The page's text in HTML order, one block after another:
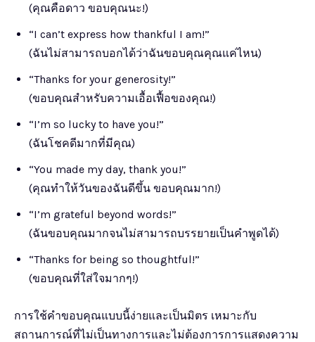
(คุณคือดาว ขอบคุณนะ!)
“I can’t express how thankful I am!”
(ฉันไม่สามารถบอกได้ว่าฉันขอบคุณคุณแค่ไหน)
“Thanks for your generosity!”
(ขอบคุณสำหรับความเอื้อเฟื้อของคุณ!)
“I’m so lucky to have you!”
(ฉันโชคดีมากที่มีคุณ)
“You made my day, thank you!”
(คุณทำให้วันของฉันดีขึ้น ขอบคุณมาก!)
“I’m grateful beyond words!”
(ฉันขอบคุณมากจนไม่สามารถบรรยายเป็นคำพูดได้)
“Thanks for being so thoughtful!”
(ขอบคุณที่ใส่ใจมากๆ!)
การใช้คำขอบคุณแบบนี้ง่ายและเป็นมิตร เหมาะกับ
สถานการณ์ที่ไม่เป็นทางการและไม่ต้องการการแสดงความ